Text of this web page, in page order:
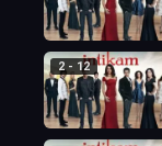
2 - 12